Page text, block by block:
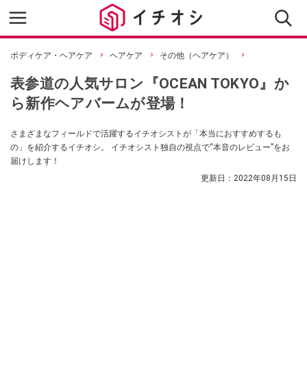
ボディケア・ヘアケア ヘアケア その他（ヘアケア）
表参道の人気サロン『OCEAN TOKYO』か
ら新作ヘアバームが登場！
さまざまなフィールドで活躍するイチオシストが「本当におすすめするも
の」を紹介するイチオシ。 イチオシスト独自の視点で“本音のレビュー”をお
届けします！
更新日： 2022年08月15日